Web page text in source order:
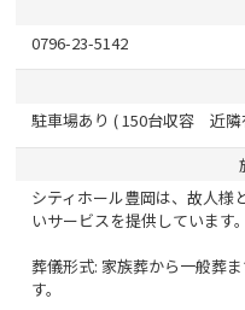
0796-23-5142
駐車場あり ( 150台収容 近隣
シティホール豊岡は、故人様
いサービスを提供しています。
葬儀形式: 家族葬から一般葬
す。